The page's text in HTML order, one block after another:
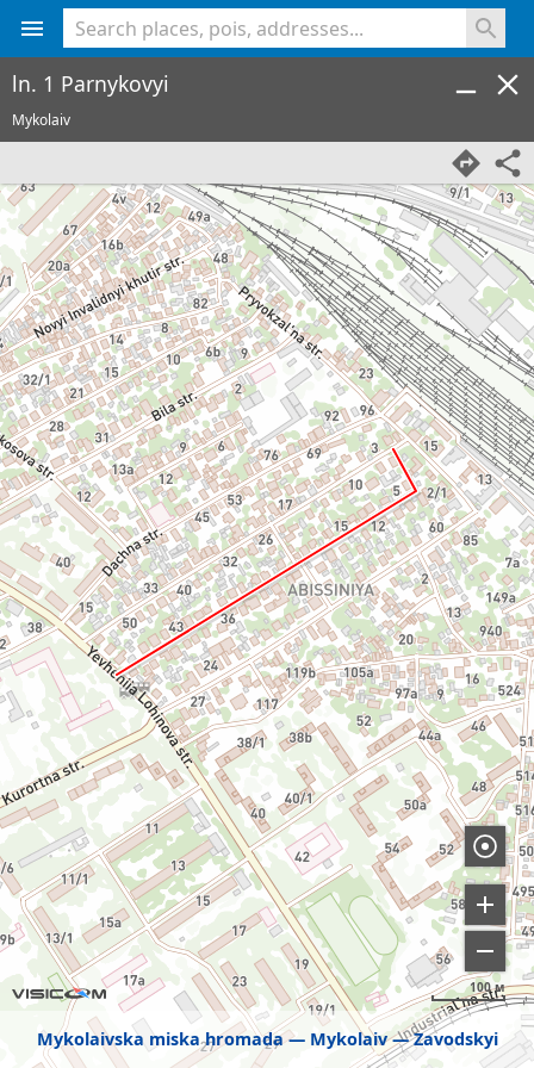
Mykolaivska miska hromada Mykolaiv Zavodskyi
100 м
ln. 1 Parnykovyi
Mykolaiv
<% console.log(hcard) %>